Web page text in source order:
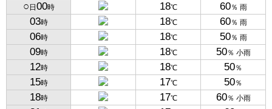
○ 日 00時 18℃ 60％ 雨
03時 18℃ 60％ 雨
06時 18℃ 50％ 雨
09時 18℃ 50％ 小雨
12時 18℃ 50％
15時 17℃ 50％
18時 17℃ 60％ 小雨